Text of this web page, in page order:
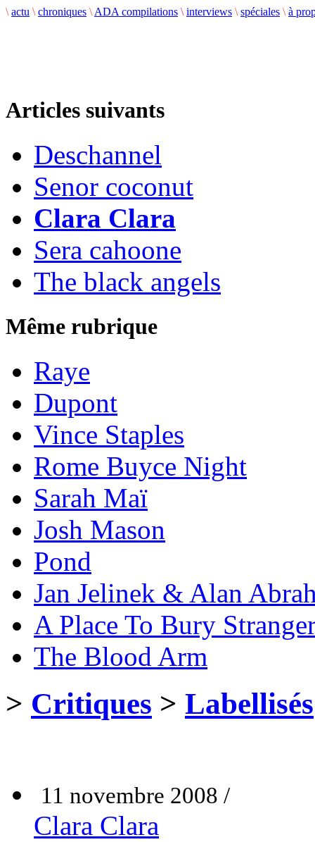
\ actu \ chroniques \ ADA compilations \ interviews \ spéciales \ à
Articles suivants
Deschannel
Senor coconut
Clara Clara
Sera cahoone
The black angels
Même rubrique
Raye
Dupont
Vince Staples
Rome Buyce Night
Sarah Maï
Josh Mason
Pond
Jan Jelinek & Alan
A Place To Bury
The Blood Arm
> Critiques > Labellisés
11 novembre 2008 /
Clara Clara